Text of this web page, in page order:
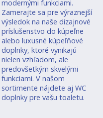
modernými funkciami.
Zamerajte sa pre výraznejší
výsledok na naše dizajnové
príslušenstvo do kúpeľne
alebo luxusné kúpeľňové
doplnky, ktoré vynikajú
nielen vzhľadom, ale
predovšetkým skvelými
funkciami. V našom
sortimente nájdete aj WC
doplnky pre vašu toaletu.